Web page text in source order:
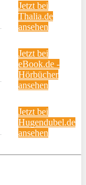
Jetzt bei
Thalia.de
ansehen
Jetzt bei
eBook.de -
Hörbücher
ansehen
Jetzt bei
Hugendubel.de
ansehen